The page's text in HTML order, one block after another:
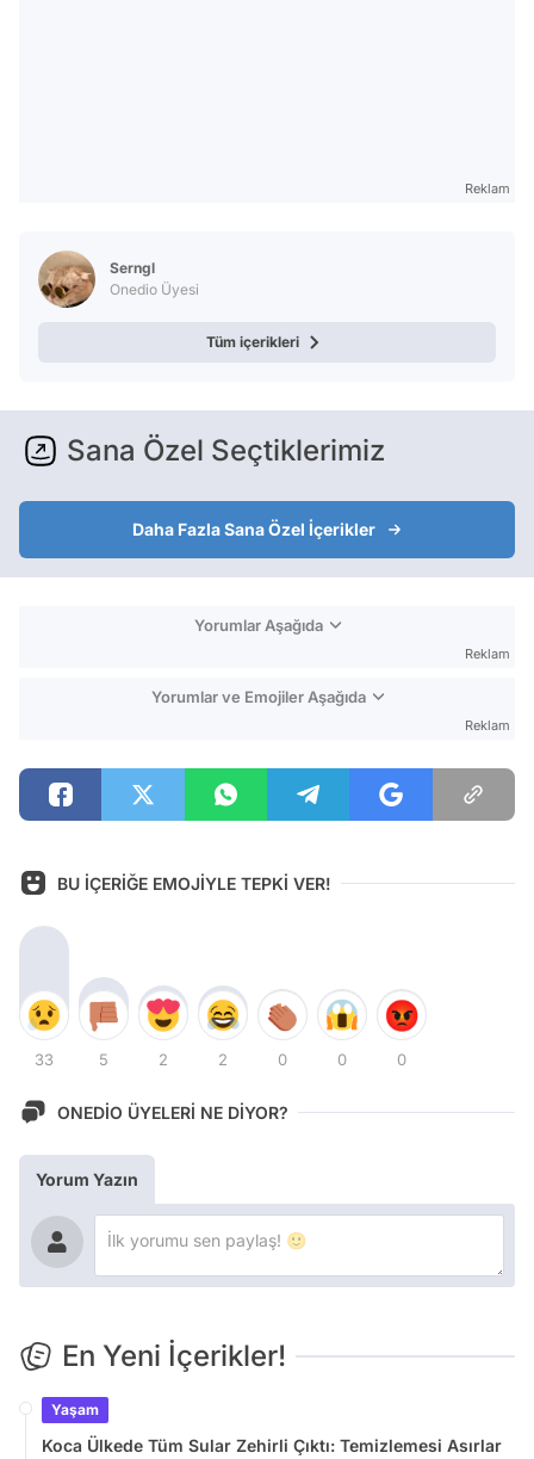
Reklam
Serngl
Onedio Üyesi
Tüm içerikleri
Sana Özel Seçtiklerimiz
Daha Fazla Sana Özel İçerikler
Yorumlar Aşağıda
Reklam
Yorumlar ve Emojiler Aşağıda
Reklam
BU İÇERİĞE EMOJİYLE TEPKİ VER!
33 5 2 2 0 0 0
ONEDİO ÜYELERİ NE DİYOR?
Yorum Yazın
En Yeni İçerikler!
Yaşam
Koca Ülkede Tüm Sular Zehirli Çıktı: Temizlemesi Asırlar